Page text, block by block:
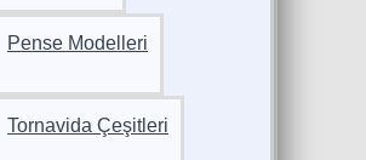
Pense Modelleri
Tornavida Çeşitleri